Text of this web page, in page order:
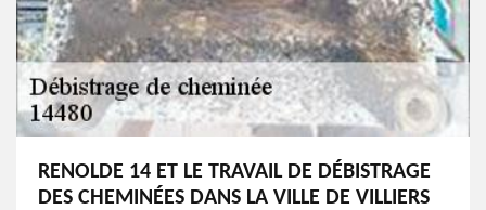
RENOLDE 14 ET LE TRAVAIL DE DÉBISTRAGE
DES CHEMINÉES DANS LA VILLE DE VILLIERS